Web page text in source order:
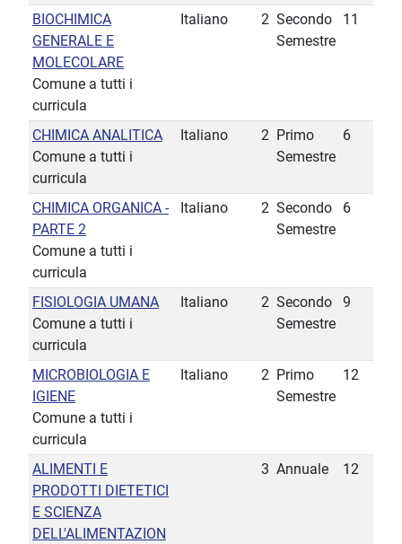
BIOCHIMICA
GENERALE E
MOLECOLARE
Comune a tutti i
curricula
Italiano 2 Secondo
Semestre
11
CHIMICA ANALITICA
Comune a tutti i
curricula
Italiano 2 Primo
Semestre
6
CHIMICA ORGANICA -
PARTE 2
Comune a tutti i
curricula
Italiano 2 Secondo
Semestre
6
FISIOLOGIA UMANA
Comune a tutti i
curricula
Italiano 2 Secondo
Semestre
9
MICROBIOLOGIA E
IGIENE
Comune a tutti i
curricula
Italiano 2 Primo
Semestre
12
ALIMENTI E
PRODOTTI DIETETICI
E SCIENZA
DELL'ALIMENTAZION
3 Annuale 12